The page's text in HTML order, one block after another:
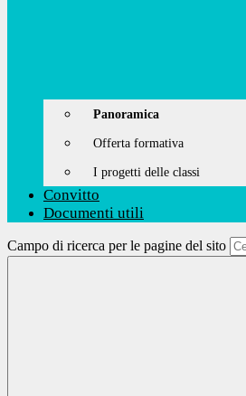
Panoramica
Offerta formativa
I progetti delle classi
Convitto
Documenti utili
Campo di ricerca per le pagine del sito